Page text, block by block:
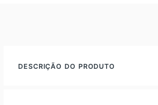
DESCRIÇÃO DO PRODUTO